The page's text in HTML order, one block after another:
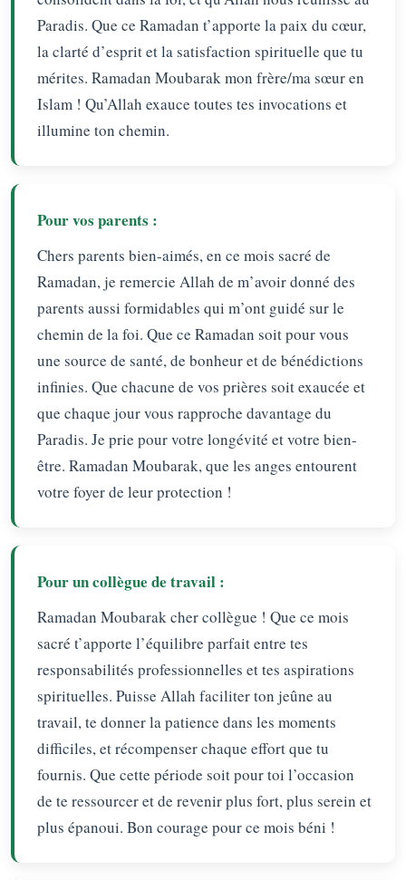
Paradis. Que ce Ramadan t’apporte la paix du cœur,
la clarté d’esprit et la satisfaction spirituelle que tu
mérites. Ramadan Moubarak mon frère/ma sœur en
Islam ! Qu’Allah exauce toutes tes invocations et
illumine ton chemin.
Pour vos parents :
Chers parents bien-aimés, en ce mois sacré de
Ramadan, je remercie Allah de m’avoir donné des
parents aussi formidables qui m’ont guidé sur le
chemin de la foi. Que ce Ramadan soit pour vous
une source de santé, de bonheur et de bénédictions
infinies. Que chacune de vos prières soit exaucée et
que chaque jour vous rapproche davantage du
Paradis. Je prie pour votre longévité et votre bien-
être. Ramadan Moubarak, que les anges entourent
votre foyer de leur protection !
Pour un collègue de travail :
Ramadan Moubarak cher collègue ! Que ce mois
sacré t’apporte l’équilibre parfait entre tes
responsabilités professionnelles et tes aspirations
spirituelles. Puisse Allah faciliter ton jeûne au
travail, te donner la patience dans les moments
difficiles, et récompenser chaque effort que tu
fournis. Que cette période soit pour toi l’occasion
de te ressourcer et de revenir plus fort, plus serein et
plus épanoui. Bon courage pour ce mois béni !